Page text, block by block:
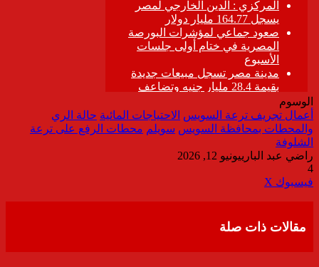
الوسوم
أعمال تجريف ترعة السويس الاحتياجات المائية حالة الري
والمحطات بمحافظة السويس سويلم محطات الرفع على ترعة
الشلوفة
راضي عبد البارييونيو 12, 2026
4
فيسبوك ‫X
مقالات ذات صلة